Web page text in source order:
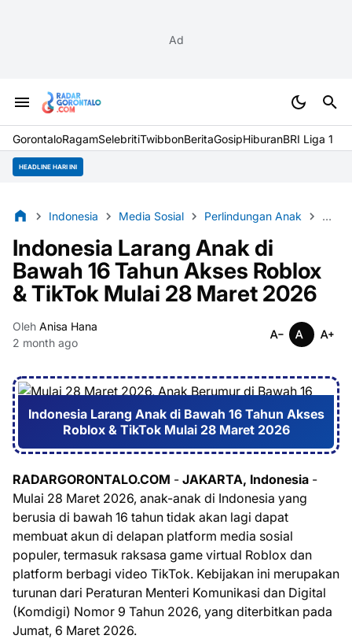
Ad
GorontaloRagamSelebritiTwibbonBeritaGosipHiburanBRI Liga 1
HEADLINE HARI INI
Indonesia Media Sosial Perlindungan Anak
Indonesia Larang Anak di
Bawah 16 Tahun Akses Roblox
& TikTok Mulai 28 Maret 2026
Oleh Anisa Hana
2 month ago
Indonesia Larang Anak di Bawah 16 Tahun Akses
Roblox & TikTok Mulai 28 Maret 2026
RADARGORONTALO.COM - JAKARTA, Indonesia -
Mulai 28 Maret 2026, anak-anak di Indonesia yang
berusia di bawah 16 tahun tidak akan lagi dapat
membuat akun di delapan platform media sosial
populer, termasuk raksasa game virtual Roblox dan
platform berbagi video TikTok. Kebijakan ini merupakan
turunan dari Peraturan Menteri Komunikasi dan Digital
(Komdigi) Nomor 9 Tahun 2026, yang diterbitkan pada
Jumat, 6 Maret 2026.